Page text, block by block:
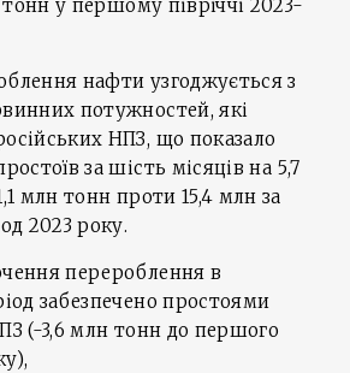
у першому півріччі 2023-
нафти узгоджується з
потужностей, які
НПЗ, що показало
за шість місяців на 5,7
млн тонн проти 15,4 млн за
2023 року.
перероблення в
забезпечено простоями
(-3,6 млн тонн до першого